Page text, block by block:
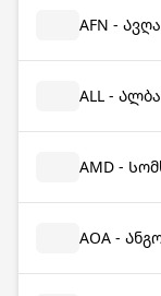
AFN -
ALL -
AMD -
AOA -